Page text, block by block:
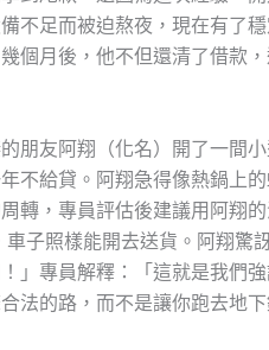
不足而被迫熬夜，現在有了
個月後，他不但還清了借款
朋友阿翔（化名）開了一間
不給貸。阿翔急得像熱鍋上
轉，專員評估後建議用阿翔
車子照樣能開去送貨。阿翔驚
」專員解釋：「這就是我們
法的路，而不是讓你跑去地下